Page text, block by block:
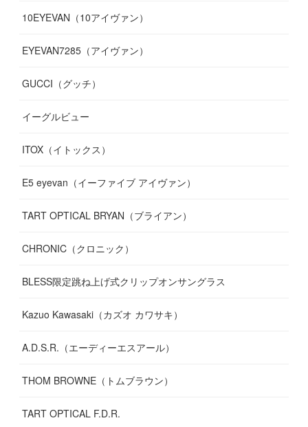
(10)
(11)
(10)
(10)
(11)
12)
(11)
(13)
7)
(12)
(8)
(12)
11)
(13)
(13)
(10 )
(10)
13)
(16)
(14)
(17)
10EYEVAN（10アイヴァン）
EYEVAN7285（アイヴァン）
GUCCI（グッチ）
イーグルビュー
ITOX（イトックス）
E5 eyevan（イーファイブ アイヴァン）
TART OPTICAL BRYAN（ブライアン）
CHRONIC（クロニック）
BLESS限定跳ね上げ式クリップオンサングラス
Kazuo Kawasaki（カズオ カワサキ）
A.D.S.R.（エーディーエスアール）
THOM BROWNE（トムブラウン）
TART OPTICAL F.D.R.